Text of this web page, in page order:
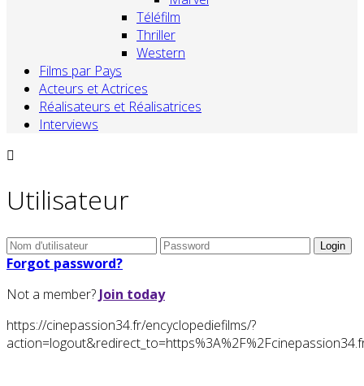
Téléfilm
Thriller
Western
Films par Pays
Acteurs et Actrices
Réalisateurs et Réalisatrices
Interviews
Utilisateur
Forgot password?
Not a member? Join today
https://cinepassion34.fr/encyclopediefilms/?